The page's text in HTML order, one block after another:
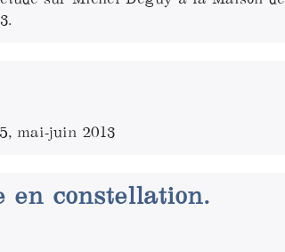
mai-juin 2013
en constellation.